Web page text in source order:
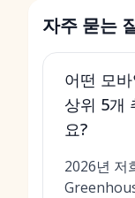
자주 묻는
어떤 모
상위 5개
요?
2026년 저